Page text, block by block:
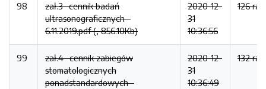
98
zał.3 -cennik badań
ultrasonograficznych -
6.11.2019.pdf (, 856.10Kb)
2020-12-
31
10:36:56
126
99
zał.4- cennik zabiegów
stomatologicznych
ponadstandardowych -
2020-12-
31
10:36:49
132